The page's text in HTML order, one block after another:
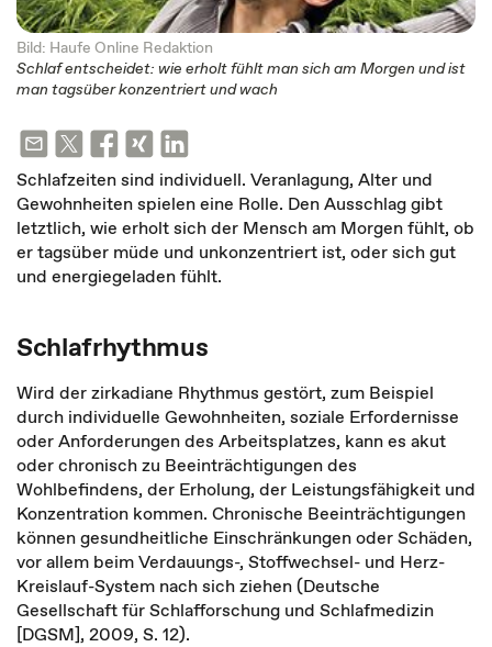
Bild: Haufe Online Redaktion
Schlaf entscheidet: wie erholt fühlt man sich am Morgen und ist
man tagsüber konzentriert und wach
Schlafzeiten sind individuell. Veranlagung, Alter und
Gewohnheiten spielen eine Rolle. Den Ausschlag gibt
letztlich, wie erholt sich der Mensch am Morgen fühlt, ob
er tagsüber müde und unkonzentriert ist, oder sich gut
und energiegeladen fühlt.
Schlafrhythmus
Wird der zirkadiane Rhythmus gestört, zum Beispiel
durch individuelle Gewohnheiten, soziale Erfordernisse
oder Anforderungen des Arbeitsplatzes, kann es akut
oder chronisch zu Beeinträchtigungen des
Wohlbefindens, der Erholung, der Leistungsfähigkeit und
Konzentration kommen. Chronische Beeinträchtigungen
können gesundheitliche Einschränkungen oder Schäden,
vor allem beim Verdauungs-, Stoffwechsel- und Herz-
Kreislauf-System nach sich ziehen (Deutsche
Gesellschaft für Schlafforschung und Schlafmedizin
[DGSM], 2009, S. 12).